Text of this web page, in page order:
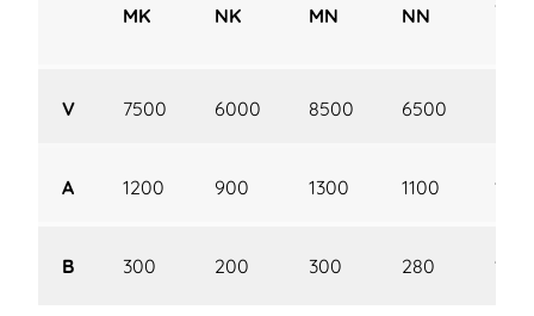
MK NK MN NN
V 7500 6000 8500 6500
A 1200 900 1300 1100
B 300 200 300 280 180